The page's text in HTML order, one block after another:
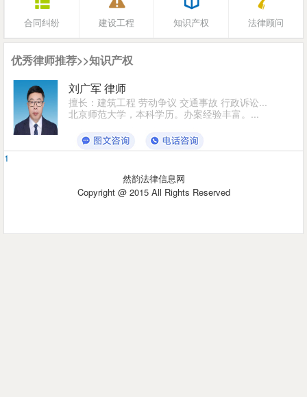
合同纠纷 建设工程 知识产权 法律顾问
优秀律师推荐>>知识产权
刘广军 律师
擅长：建筑工程 劳动争议 交通事故 行政诉讼...
北京师范大学，本科学历。办案经验丰富。...
1
然韵法律信息网
Copyright @ 2015 All Rights Reserved